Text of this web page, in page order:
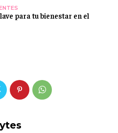
para tu bienestar en el